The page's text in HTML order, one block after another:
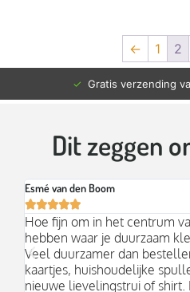
← 1 2
euro (NL)
Dit zeggen
Esmé van den Boom

Hoe fijn om in het centrum
hebben waar je duurzaam
Veel duurzamer dan
kaartjes, huishoudelijke
nieuwe lievelingstrui of shirt.